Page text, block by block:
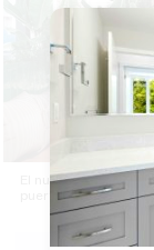
El nuevo Casa
puertas en